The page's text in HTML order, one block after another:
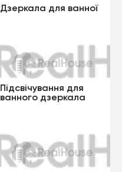
Дзеркала для ванної
Підсвічування для
ванного дзеркала